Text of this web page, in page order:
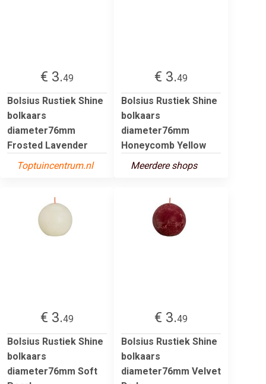
€ 3.49
Bolsius Rustiek Shine
bolkaars
diameter76mm
Frosted Lavender
Toptuincentrum.nl
€ 3.49
Bolsius Rustiek Shine
bolkaars
diameter76mm
Honeycomb Yellow
Meerdere shops
€ 3.49
Bolsius Rustiek Shine
bolkaars
diameter76mm Soft
€ 3.49
Bolsius Rustiek Shine
bolkaars
diameter76mm Velvet